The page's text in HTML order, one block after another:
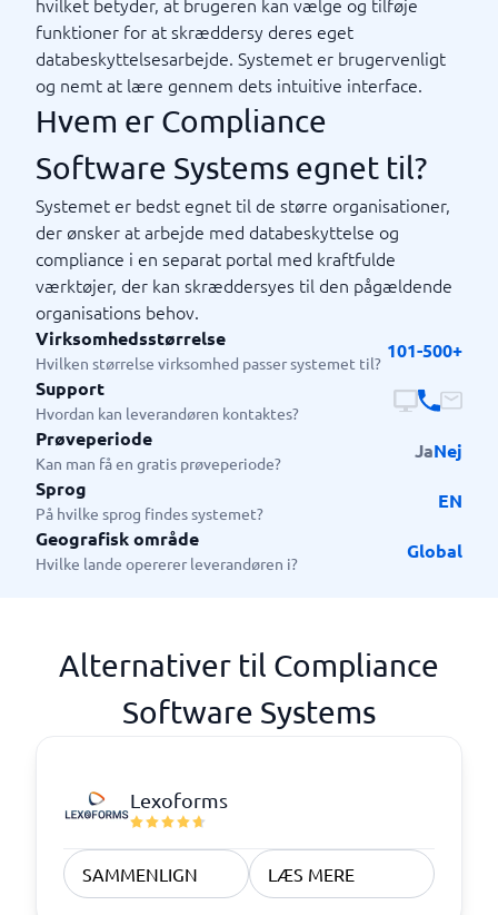
funktioner for at skræddersy deres eget
databeskyttelsesarbejde. Systemet er brugervenligt
og nemt at lære gennem dets intuitive interface.
Hvem er Compliance
Software Systems egnet til?
Systemet er bedst egnet til de større organisationer,
der ønsker at arbejde med databeskyttelse og
compliance i en separat portal med kraftfulde
værktøjer, der kan skræddersyes til den pågældende
organisations behov.
Virksomhedsstørrelse
Hvilken størrelse virksomhed passer systemet til?
101-500+
Support
Hvordan kan leverandøren kontaktes?
Prøveperiode
Kan man få en gratis prøveperiode?
JaNej
Sprog
På hvilke sprog findes systemet?
EN
Geografisk område
Hvilke lande opererer leverandøren i?
Global
Alternativer til Compliance
Software Systems
Lexoforms
SAMMENLIGN LÆS MERE